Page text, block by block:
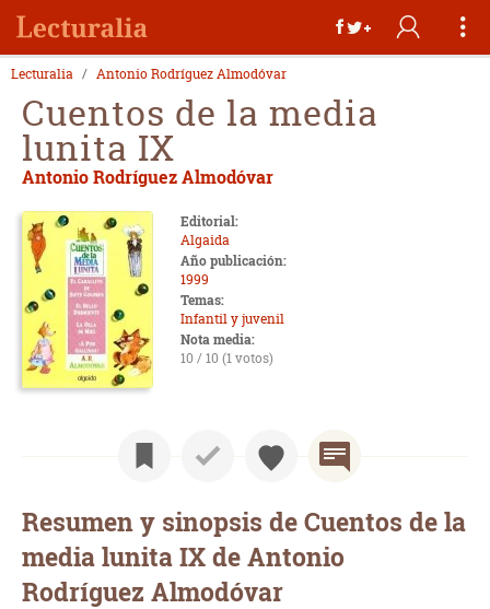
Lecturalia Antonio Rodríguez Almodóvar
Cuentos de la media
lunita IX
Antonio Rodríguez Almodóvar
Editorial:
Algaida
Año publicación:
1999
Temas:
Infantil y juvenil
Nota media:
10 / 10 (1 votos)
Resumen y sinopsis de Cuentos de la
media lunita IX de Antonio
Rodríguez Almodóvar